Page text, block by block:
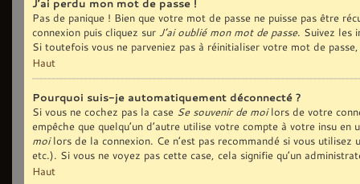
J’ai perdu mon mot de passe !
Pas de panique ! Bien que votre mot de passe ne puisse pas être
connexion puis cliquez sur J’ai oublié mon mot de passe. Suivez les
Si toutefois vous ne parveniez pas à réinitialiser votre mot de
Haut
Pourquoi suis-je automatiquement déconnecté ?
Si vous ne cochez pas la case Se souvenir de moilors de votre
empêche que quelqu’un d’autre utilise votre compte à votre insu
moilors de la connexion. Ce n’est pas recommandé si vous
etc.). Si vous ne voyez pas cette case, cela signifie qu’un
Haut